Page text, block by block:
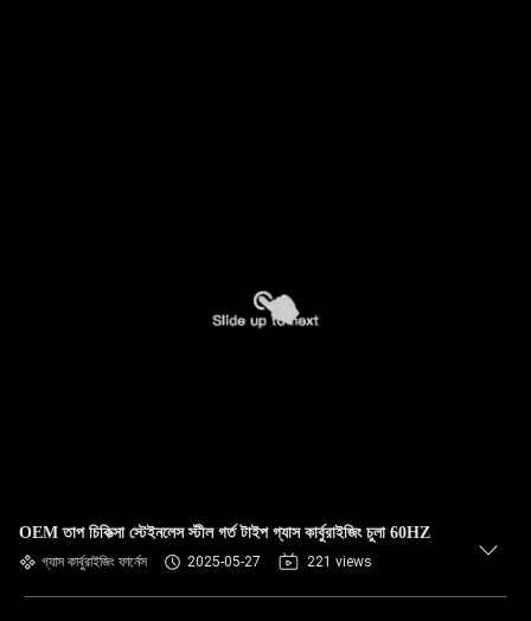
OEM তাপ চিকিত্সা স্টেইনলেস স্টীল গর্ত টাইপ গ্যাস কার্বুরাইজিং চুলা 60HZ
গ্যাস কার্বুরাইজিং ফার্নেস 2025-05-27 221 views